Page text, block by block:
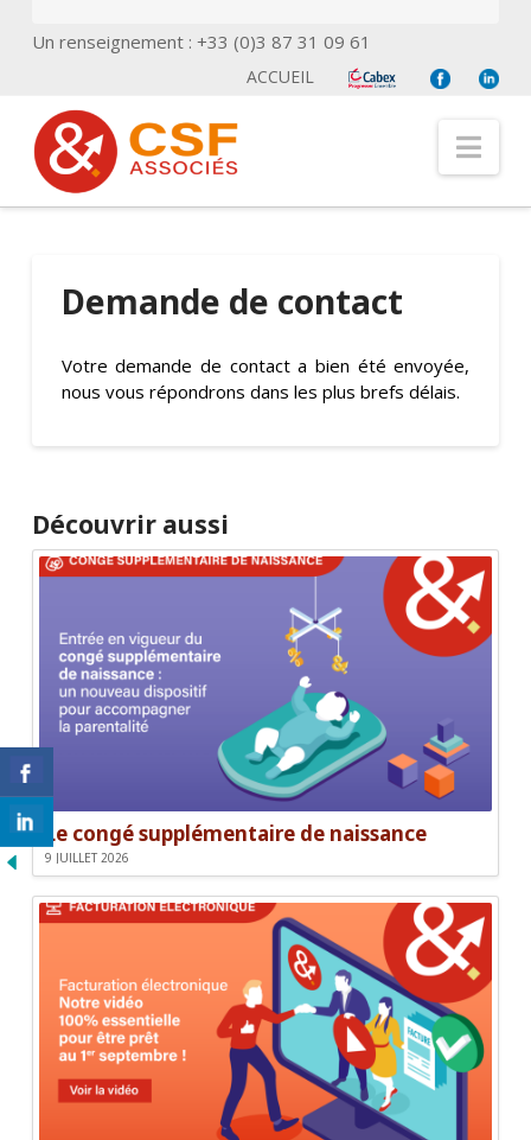
Un renseignement : +33 (0)3 87 31 09 61
ACCUEIL
Demande de contact
Votre demande de contact a bien été envoyée,
nous vous répondrons dans les plus brefs délais.
Découvrir aussi
Le congé supplémentaire de naissance
9 JUILLET 2026